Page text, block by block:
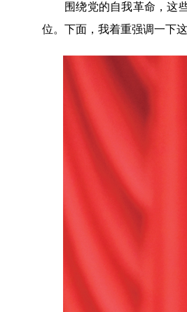
围绕党的自我革命，这些
位。下面，我着重强调一下这